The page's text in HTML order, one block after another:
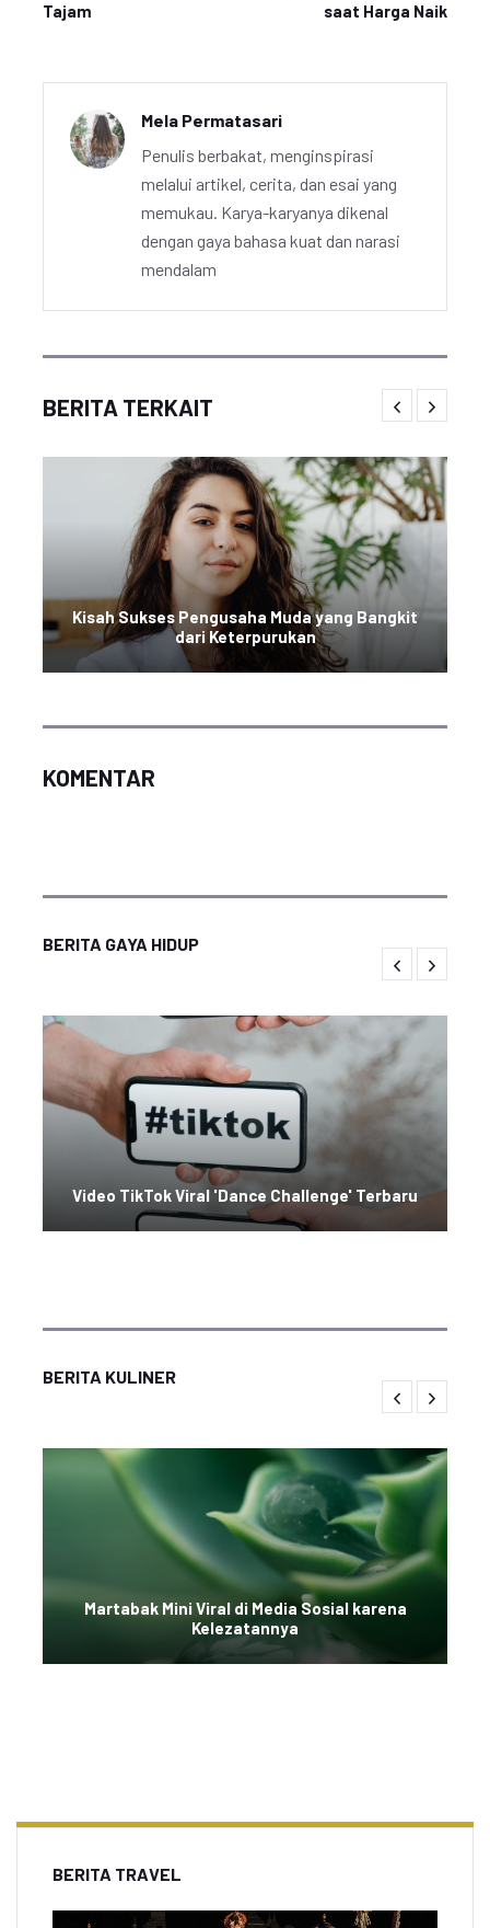
Tajam
saat Harga Naik
Mela Permatasari
Penulis berbakat, menginspirasi
melalui artikel, cerita, dan esai yang
memukau. Karya-karyanya dikenal
dengan gaya bahasa kuat dan narasi
mendalam
BERITA TERKAIT
Kisah Sukses Pengusaha Muda yang Bangkit
dari Keterpurukan
KOMENTAR
BERITA GAYA HIDUP
Video TikTok Viral 'Dance Challenge' Terbaru
BERITA KULINER
Martabak Mini Viral di Media Sosial karena
Kelezatannya
BERITA TRAVEL